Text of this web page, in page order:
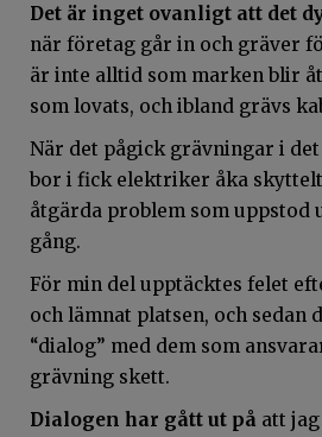
Det är inget ovanligt att det
när företag går in och gräver
är inte alltid som marken blir
som lovats, och ibland grävs
När det pågick grävningar i
bor i fick elektriker åka
åtgärda problem som uppstod
gång.
För min del upptäcktes felet
och lämnat platsen, och sedan
“dialog” med dem som
grävning skett.
Dialogen har gått ut på att